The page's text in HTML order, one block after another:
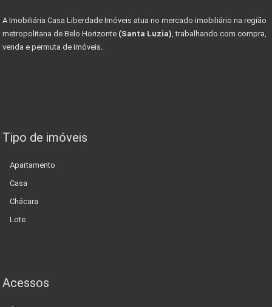
A Imobiliária Casa Liberdade Imóveis atua no mercado imobiliário na região
metropolitana de Belo Horizonte (Santa Luzia) , trabalhando com compra,
venda e permuta de imóveis.
Tipo de imóveis
Apartamento
Casa
Chácara
Lote
Acessos